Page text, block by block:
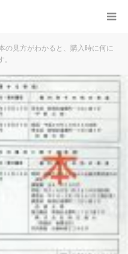
の見方がわかると、購入時に何に